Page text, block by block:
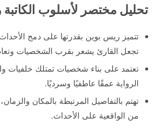
تحليل مختصر لأسلوب
تتميز ريس بوين بقدرتها على دمج
تجعل القارئ يشعر بقرب الشخصيات
تعتمد على بناء شخصيات تمتلك خلفيات
الرواية عمقًا عاطفيًا وسرديًا.
تهتم بالتفاصيل المرتبطة بالمكان
من الواقعية على الأحداث.